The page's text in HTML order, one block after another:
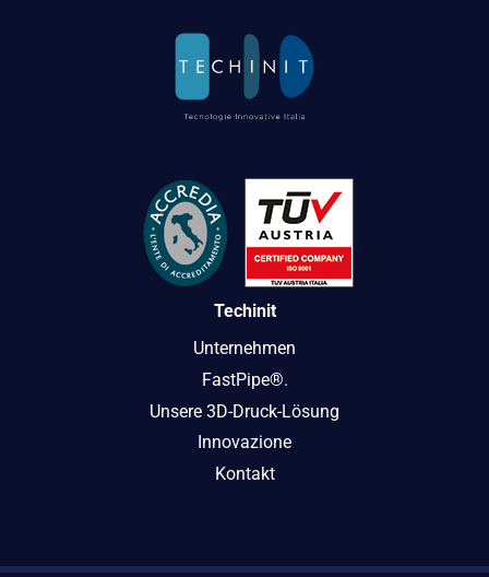
Techinit
Unternehmen
FastPipe®.
Unsere 3D-Druck-Lösung
Innovazione
Kontakt